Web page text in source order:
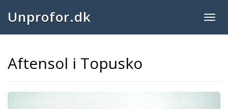
Unprofor.dk
Aftensol i Topusko